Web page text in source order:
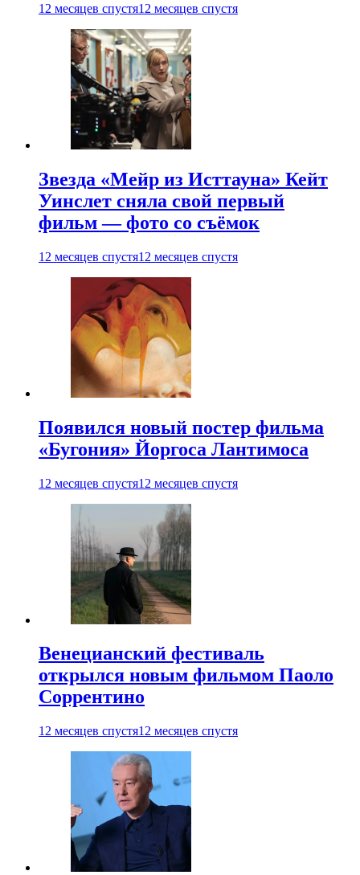
12 месяцев спустя12 месяцев спустя
Звезда «Мейр из Исттауна» Кейт
Уинслет сняла свой первый
фильм — фото со съёмок
12 месяцев спустя12 месяцев спустя
Появился новый постер фильма
«Бугония» Йоргоса Лантимоса
12 месяцев спустя12 месяцев спустя
Венецианский фестиваль
открылся новым фильмом Паоло
Соррентино
12 месяцев спустя12 месяцев спустя